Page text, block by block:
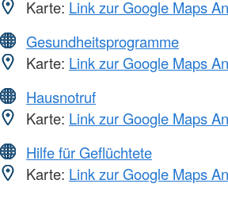
Karte: Link zur Google Maps
Gesundheitsprogramme
Karte: Link zur Google Maps
Hausnotruf
Karte: Link zur Google Maps
Hilfe für Geflüchtete
Karte: Link zur Google Maps